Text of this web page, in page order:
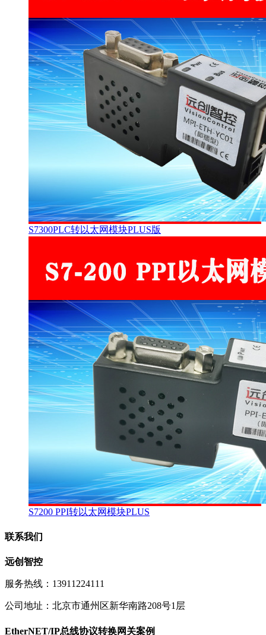
S7300PLC转以太网模块PLUS版
S7200 PPI转以太网模块PLUS
联系我们
远创智控
服务热线：13911224111
公司地址：北京市通州区新华南路208号1层
EtherNET/IP总线协议转换网关案例